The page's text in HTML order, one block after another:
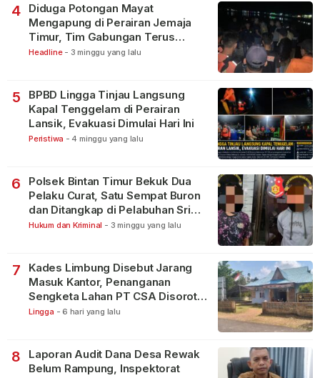
4
Diduga Potongan Mayat
Mengapung di Perairan Jemaja
Timur, Tim Gabungan Terus
Lakukan Pencarian
Headline - 3 minggu yang lalu
5
BPBD Lingga Tinjau Langsung
Kapal Tenggelam di Perairan
Lansik, Evakuasi Dimulai Hari Ini
Peristiwa - 4 minggu yang lalu
6
Polsek Bintan Timur Bekuk Dua
Pelaku Curat, Satu Sempat Buron
dan Ditangkap di Pelabuhan Sri
Bintan Pura
Hukum dan Kriminal - 3 minggu yang lalu
7
Kades Limbung Disebut Jarang
Masuk Kantor, Penanganan
Sengketa Lahan PT CSA Disorot
Warga
Lingga - 6 hari yang lalu
8
Laporan Audit Dana Desa Rewak
Belum Rampung, Inspektorat